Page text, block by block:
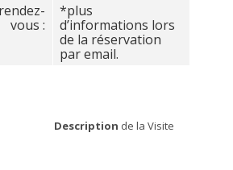
vous :
*plus
d’informations lors
de la réservation
par email.
de la Visite